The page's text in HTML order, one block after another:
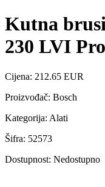
Kutna
230 LVI
Cijena: 212.65 EUR
Proizvođač: Bosch
Kategorija: Alati
Šifra: 52573
Dostupnost: Nedostupno